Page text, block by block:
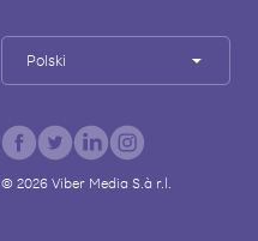
Polski
© 2026Viber Media S.à r.l.